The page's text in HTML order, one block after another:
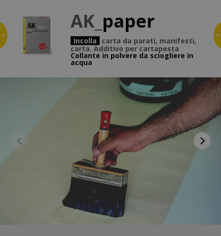
Vai su AK-universale AK_ paper
Incolla
carta da parati, manifesti,
carta. Additivo per cartapesta
Collante in polvere da sciogliere in
acqua